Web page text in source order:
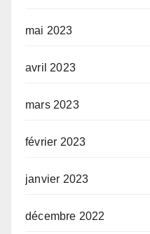
mai 2023
avril 2023
mars 2023
février 2023
janvier 2023
décembre 2022